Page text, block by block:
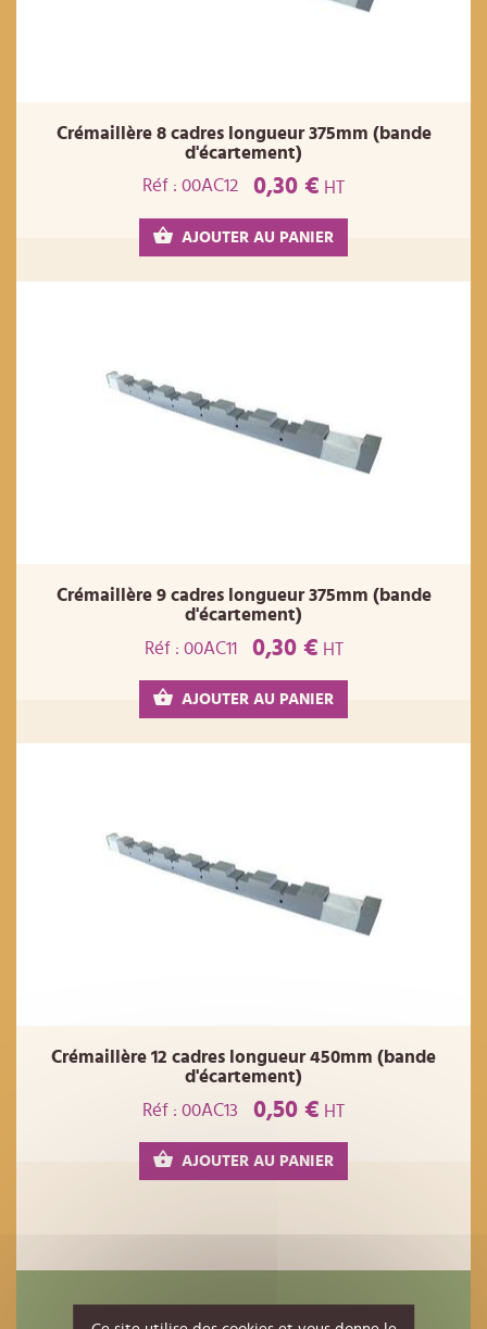
Crémaillère 8 cadres longueur 375mm (bande
d'écartement)
Réf : 00AC12
0,30 € HT
AJOUTER AU PANIER
Crémaillère 9 cadres longueur 375mm (bande
d'écartement)
Réf : 00AC11
0,30 € HT
AJOUTER AU PANIER
Crémaillère 12 cadres longueur 450mm (bande
d'écartement)
Réf : 00AC13
0,50 € HT
AJOUTER AU PANIER
Ils ont également acheté